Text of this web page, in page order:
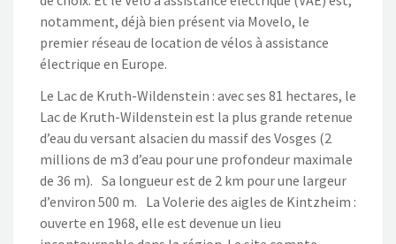
notamment, déjà bien présent via Movelo, le
premier réseau de location de vélos à assistance
électrique en Europe.
Le Lac de Kruth-Wildenstein : avec ses 81 hectares, le
Lac de Kruth-Wildenstein est la plus grande retenue
d’eau du versant alsacien du massif des Vosges (2
millions de m3 d’eau pour une profondeur maximale
de 36 m). Sa longueur est de 2 km pour une largeur
d’environ 500 m. La Volerie des aigles de Kintzheim :
ouverte en 1968, elle est devenue un lieu